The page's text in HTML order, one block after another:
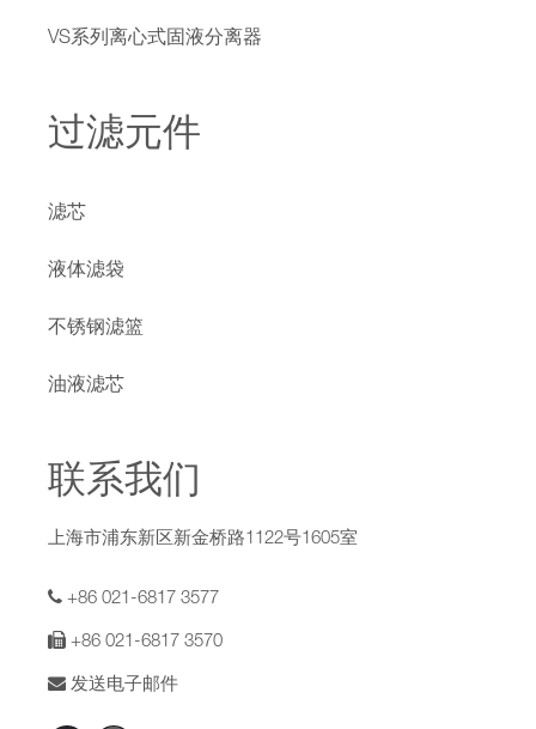
VS系列离心式固液分离器
过滤元件
滤芯
液体滤袋
不锈钢滤篮
油液滤芯
联系我们
上海市浦东新区新金桥路1122号1605室
+86 021-6817 3577
+86 021-6817 3570
发送电子邮件